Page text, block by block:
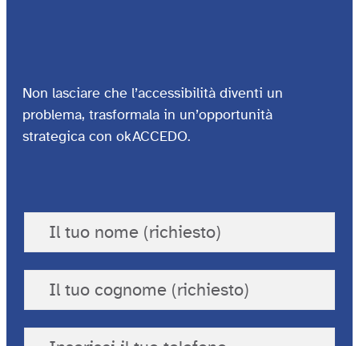
Non lasciare che l’accessibilità diventi un
problema, trasformala in un’opportunità
strategica con okACCEDO.